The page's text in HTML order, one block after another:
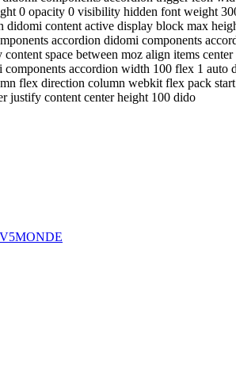
0 opacity 0 visibility hidden font weight
content active display block max
accordion didomi components
space between moz align items
accordion width 100 flex 1
flex direction column webkit flex pack
justify content center height 100 dido